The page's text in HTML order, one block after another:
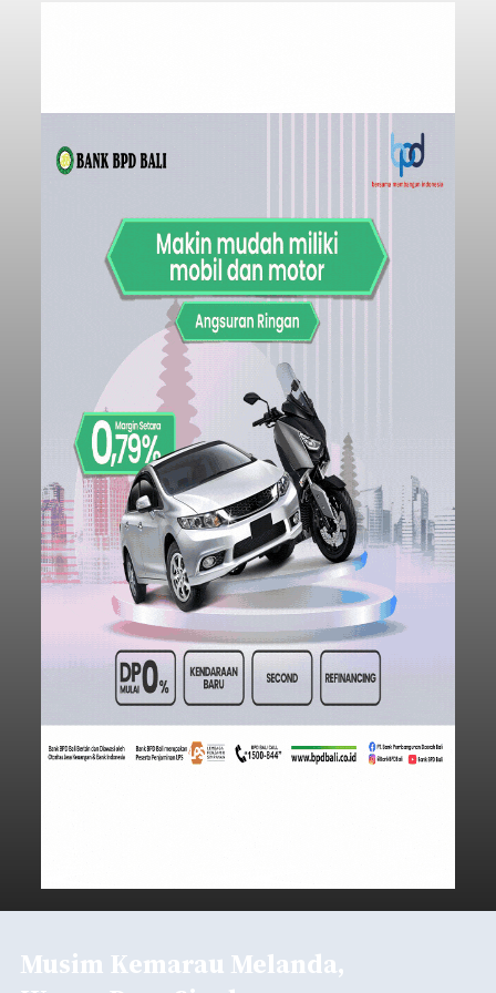
Musim Kemarau Melanda,